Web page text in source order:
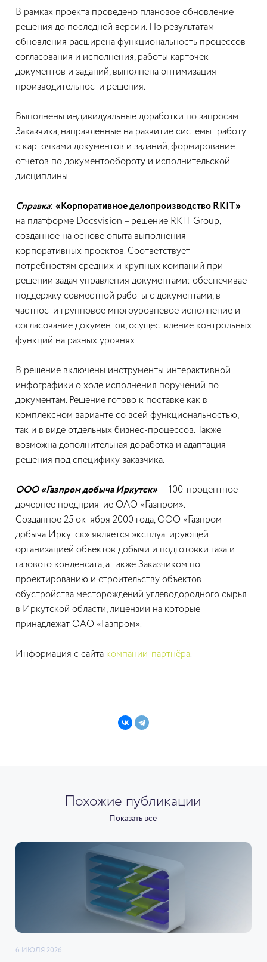
В рамках проекта проведено плановое обновление
решения до последней версии. По результатам
обновления расширена функциональность процессов
согласования и исполнения, работы карточек
документов и заданий, выполнена оптимизация
производительности решения.
Выполнены индивидуальные доработки по запросам
Заказчика, направленные на развитие системы: работу
с карточками документов и заданий, формирование
отчетов по документообороту и исполнительской
дисциплины.
Справка: «Корпоративное делопроизводство RKIT»
на платформе Docsvision – решение RKIT Group,
созданное на основе опыта выполнения
корпоративных проектов. Соответствует
потребностям средних и крупных компаний при
решении задач управления документами: обеспечивает
поддержку совместной работы с документами, в
частности групповое многоуровневое исполнение и
согласование документов, осуществление контрольных
функций на разных уровнях.
В решение включены инструменты интерактивной
инфографики о ходе исполнения поручений по
документам. Решение готово к поставке как в
комплексном варианте со всей функциональностью,
так и в виде отдельных бизнес-процессов. Также
возможна дополнительная доработка и адаптация
решения под специфику заказчика.
ООО «Газпром добыча Иркутск»— 100-процентное
дочернее предприятие ОАО «Газпром».
Созданное 25 октября 2000 года, ООО «Газпром
добыча Иркутск» является эксплуатирующей
организацией объектов добычи и подготовки газа и
газового конденсата, а также Заказчиком по
проектированию и строительству объектов
обустройства месторождений углеводородного сырья
в Иркутской области, лицензии на которые
принадлежат ОАО «Газпром».
Информация с сайта компании-партнёра.
Похожие публикации
Показать все
6 ИЮЛЯ 2026